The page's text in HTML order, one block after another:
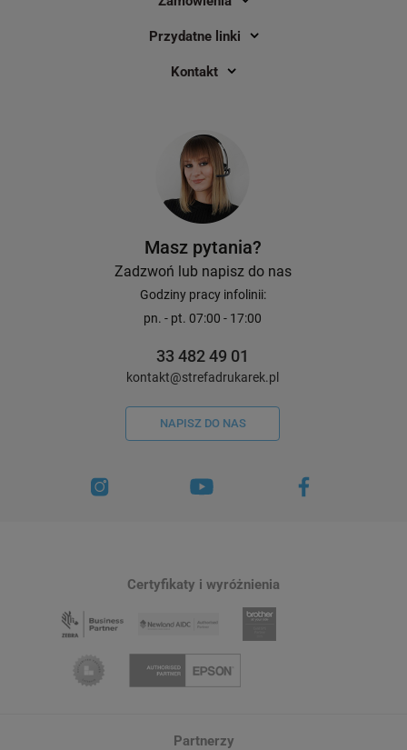
Drukarka etykiet Zebra ZD220D 203
dpi / do 104 mm / PC / Mac / USB
DO KOSZYKA
Przydatne linki
Kontakt
Masz pytania?
Zadzwoń lub napisz do nas
Godziny pracy infolinii:
pn. - pt. 07:00 - 17:00
33 482 49 01
kontakt@strefadrukarek.pl
NAPISZ DO NAS
Certyfikaty i wyróżnienia
Partnerzy